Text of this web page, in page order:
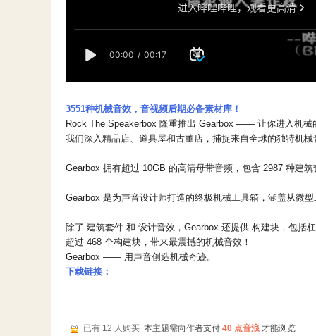
3551种机械音效，音视频后期必备素材库！
Rock The Speakerbox 隆重推出 Gearbox —— 让你进入机械
我们深入精品店、道具屋和古董店，捕捉来自全球的独特机械
Gearbox 拥有超过 10GB 的高清母带音频，包含 2987 种建
Gearbox 是为声音设计师打造的终极机械工具箱，涵盖从微
除了 建筑套件 和 设计音效，Gearbox 还提供 构建块，包括
超过 468 个构建块，带来最震撼的机械音效！
Gearbox —— 用声音创造机械奇迹。
下载链接：
已有 12 人购买 本主题需向作者支付 40 点音浪 才能浏览